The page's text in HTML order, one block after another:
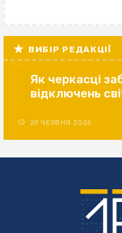
ВИБІР РЕДАКЦІЇ
Як черкасці
відключень
29 ЧЕРВНЯ 2026